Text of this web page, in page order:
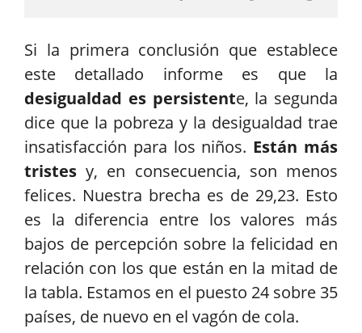
Si la primera conclusión que establece
este detallado informe es que la
desigualdad es persistente, la segunda
dice que la pobreza y la desigualdad trae
insatisfacción para los niños. Están más
tristes y, en consecuencia, son menos
felices. Nuestra brecha es de 29,23. Esto
es la diferencia entre los valores más
bajos de percepción sobre la felicidad en
relación con los que están en la mitad de
la tabla. Estamos en el puesto 24 sobre 35
países, de nuevo en el vagón de cola.